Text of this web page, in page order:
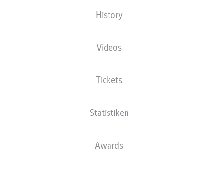
History
Videos
Tickets
Statistiken
Awards
Die Startaufstellung wird 60 Minuten vor